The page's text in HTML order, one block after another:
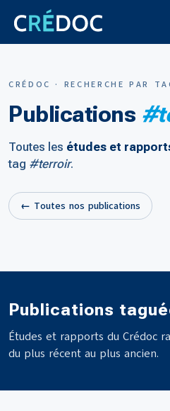
CRÉDOC · RECHERCHE PAR
Publications
Toutes les études et
tag #terroir.
← Toutes nos publications
Publications
Études et rapports du Crédoc
du plus récent au plus ancien.